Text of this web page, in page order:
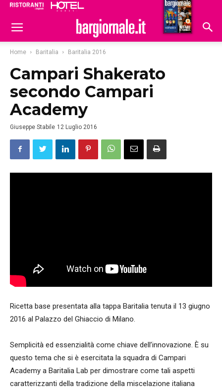
Hoteldomani
Home Baritalia Baritalia 2016
Campari Shakerato
secondo Campari
Academy
Giuseppe Stabile 12 Luglio 2016
Ricetta base presentata alla tappa Baritalia tenuta il 13 giugno
2016 al Palazzo del Ghiaccio di Milano.
Semplicità ed essenzialità come chiave dell’innovazione. È su
questo tema che si è esercitata la squadra di Campari
Academy a Baritalia Lab per dimostrare come tali aspetti
caratterizzanti della tradizione della miscelazione italiana